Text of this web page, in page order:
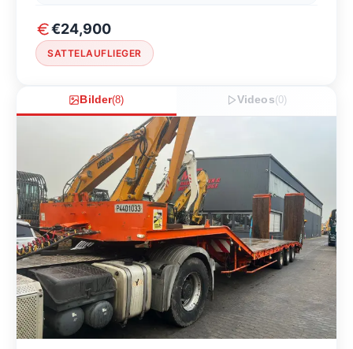
€24,900
SATTELAUFLIEGER
Bilder(8) Videos(0)